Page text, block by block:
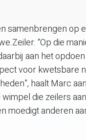
samenbrengen op
“Op die
aan het
voor kwetsbare
haalt Marc
die zeilers
moedigt anderen